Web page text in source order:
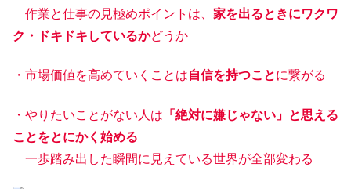
作業と仕事の見極めポイントは、 家を出るときにワクワ
ク・ドキドキしているかどうか
・市場価値を高めていくことは自信を持つことに繋がる
・やりたいことがない人は 「絶対に嫌じゃない」と思える
ことをとにかく始める
一歩踏み出した瞬間に見えている世界が全部変わる